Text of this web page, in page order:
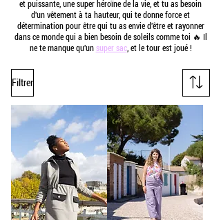
et puissante, une super héroïne de la vie, et tu as besoin
d'un vêtement à ta hauteur, qui te donne force et
détermination pour être qui tu as envie d'être et rayonner
dans ce monde qui a bien besoin de soleils comme toi 🔥 Il
ne te manque qu'un super sac, et le tour est joué !
Filtrer